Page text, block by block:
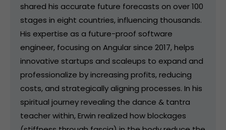
shared his accurate future forecasts on over 100
stages in eight countries, influencing thousands.
His expertise as a future-proof software
engineer, focusing on Angular since 2017, helps
innovative startups and scaleups to expand and
professionalize by increasing profits, reducing
costs, and strategically aligning processes. In his
spiritual journey revealing the dance & tantra
teacher within, Erwin realized how blockages